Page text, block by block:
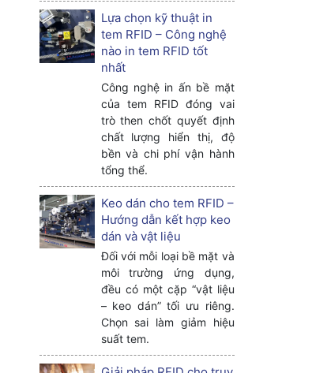
Lựa chọn kỹ thuật in
tem RFID – Công nghệ
nào in tem RFID tốt
nhất
Công nghệ in ấn bề mặt
của tem RFID đóng vai
trò then chốt quyết định
chất lượng hiển thị, độ
bền và chi phí vận hành
tổng thể.
Keo dán cho tem RFID –
Hướng dẫn kết hợp keo
dán và vật liệu
Đối với mỗi loại bề mặt và
môi trường ứng dụng,
đều có một cặp “vật liệu
– keo dán” tối ưu riêng.
Chọn sai làm giảm hiệu
suất tem.